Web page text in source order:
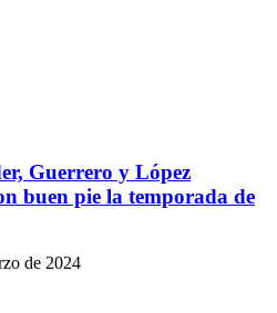
Guerrero y López
buen pie la temporada de
de 2024